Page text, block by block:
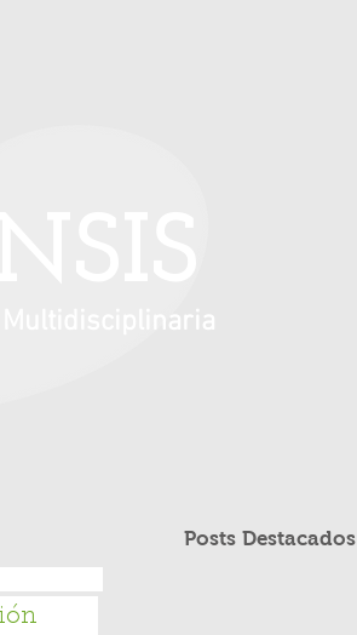
Posts Destacados